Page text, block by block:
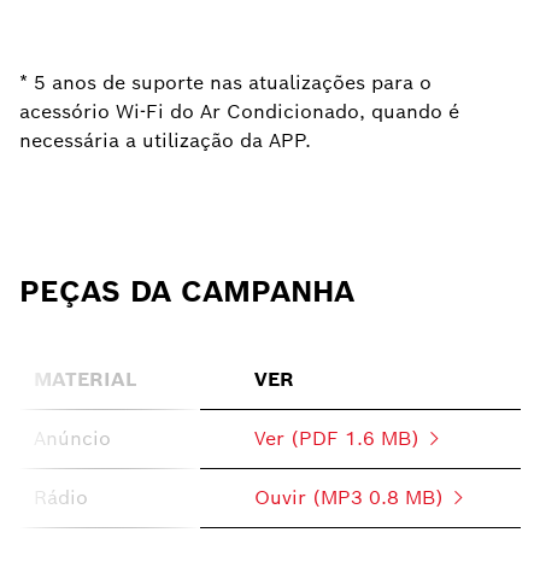
* 5 anos de suporte nas atualizações para o
acessório Wi-Fi do Ar Condicionado, quando é
necessária a utilização da APP.
PEÇAS DA CAMPANHA
MATERIAL VER
Anúncio Ver (PDF 1.6 MB)
Rádio Ouvir (MP3 0.8 MB)